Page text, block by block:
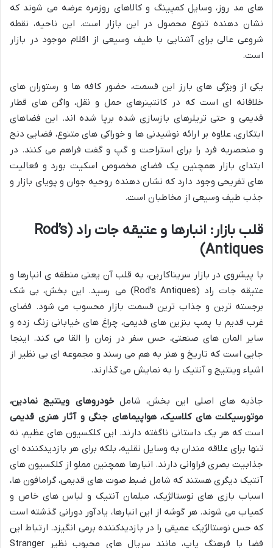
های مد روز، وسایل کمپینگ و کالاهای روزمره عرضه می شوند که
نشان دهنده تنوع محصول در این بازار است. این ناحیه، نقطه
شروعی عالی برای آشنایی با طیف وسیعی از اقلام موجود در بازار
است.
یکی از ویژگی های بارز این قسمت، حضور کافه ها و رستوران های
خلاقانه ای است که در کانتینرهای حمل و نقل، واگن های قطار
قدیمی و حتی تریلرهای بازسازی شده برپا شده اند. این فضاهای
ابتکاری، علاوه بر ارائه نوشیدنی ها و خوراکی های متنوع، فضایی دنج
و منحصربه فرد را برای استراحت و گپ و گفت فراهم می کنند. در
ابتدای بازار همچنین یک فضای مخصوص اسکیت بورد و فعالیت
های تفریحی وجود دارد که نشان دهنده روحیه جوان و پویای بازار و
جذب طیف وسیعی از مخاطبان است.
قلب بازار: انبارها و عتیقه جات راد (Rod’s
Antiques)
با پیشروی در بازار سریناکارین، به قلب آن یعنی منطقه ی انبارها و
عتیقه جات راد (Rod’s Antiques) می رسید. این بخش، بی شک
برجسته ترین و جذاب ترین قسمت بازار محسوب می شود. فضای
غرب قدیم با پمپ بنزین های قدیمی، چراغ های خیابانی زنگ زده و
سایر المان های صنعتی، حس سفر در زمان را القا می کند. اینجا
جایی است که تاریخ و هنر به هم می رسند و مجموعه ای بی نظیر از
اشیاء وینتیج و آنتیک را به نمایش می گذارند.
جاذبه های اصلی این بخش، شاملخودروهای وینتیج نمادین،
موتورسیکلت های کلاسیک، هواپیماهای جنگی و آثار هنری قدیمی
است که هر یک داستانی ناگفته دارند. این کلکسیون های عظیم، نه
تنها برای علاقه مندان به وسایل نقلیه، بلکه برای هر بازدیدکننده ای
جذابیت بصری فراوانی دارند. انبارها همچنین مملو از کلکسیون های
آنتیک دیگری هستند که شامل ضبط صوت های قدیمی، گرامافون ها،
اسباب بازی های نوستالژیک، مبلمان آنتیک و لباس های خاص و
کمیاب می شوند. هر گوشه از این انبارها، یادآور دورانی گذشته است
که حس نوستالژیک عمیقی را در بازدیدکننده برمی انگیزد. ارتباط این
فضا با فرهنگ پاپ، مانند سریال های محبوب نظیر Stranger